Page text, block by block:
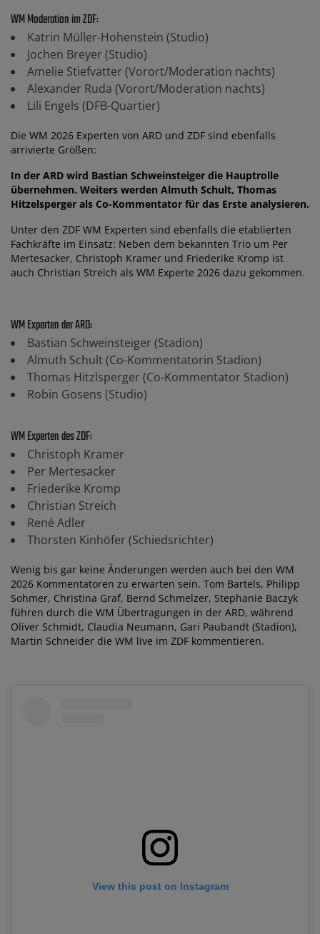
WM Moderation im ZDF:
Katrin Müller-Hohenstein (Studio)
Jochen Breyer (Studio)
Amelie Stiefvatter (Vorort/Moderation nachts)
Alexander Ruda (Vorort/Moderation nachts)
Lili Engels (DFB-Quartier)
Die WM 2026 Experten von ARD und ZDF sind ebenfalls
arrivierte Größen:
In der ARD wird Bastian Schweinsteiger die Hauptrolle
übernehmen. Weiters werden Almuth Schult, Thomas
Hitzelsperger als Co-Kommentator für das Erste analysieren.
Unter den ZDF WM Experten sind ebenfalls die etablierten
Fachkräfte im Einsatz: Neben dem bekannten Trio um Per
Mertesacker, Christoph Kramer und Friederike Kromp ist
auch Christian Streich als WM Experte 2026 dazu gekommen.
WM Experten der ARD:
Bastian Schweinsteiger (Stadion)
Almuth Schult (Co-Kommentatorin Stadion)
Thomas Hitzlsperger (Co-Kommentator Stadion)
Robin Gosens (Studio)
WM Experten des ZDF:
Christoph Kramer
Per Mertesacker
Friederike Kromp
Christian Streich
René Adler
Thorsten Kinhöfer (Schiedsrichter)
Wenig bis gar keine Änderungen werden auch bei den WM
2026 Kommentatoren zu erwarten sein. Tom Bartels, Philipp
Sohmer, Christina Graf, Bernd Schmelzer, Stephanie Baczyk
führen durch die WM Übertragungen in der ARD, während
Oliver Schmidt, Claudia Neumann, Gari Paubandt (Stadion),
Martin Schneider die WM live im ZDF kommentieren.
View this post on Instagram